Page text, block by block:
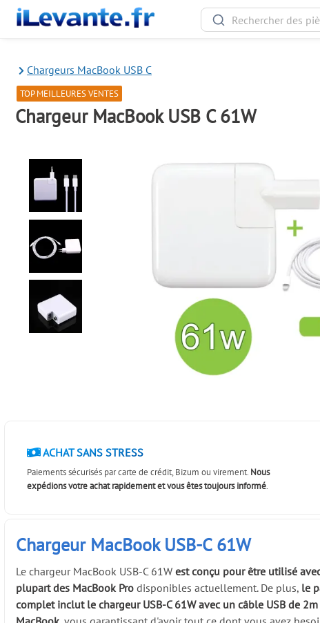
Chargeurs MacBook USB C
TOP MEILLEURES VENTES
Chargeur MacBook USB C 61W
ACHAT SANS STRESS
Paiements sécurisés par carte de crédit, Bizum ou virement. Nous
expédions votre achat rapidement et vous êtes toujours informé.
Chargeur MacBook USB-C 61W
Le chargeur MacBook USB-C 61West conçu pour être utilisé
plupart des MacBook Pro disponibles actuellement. De plus, le
complet inclut le chargeur USB-C 61W avec un câble USB de